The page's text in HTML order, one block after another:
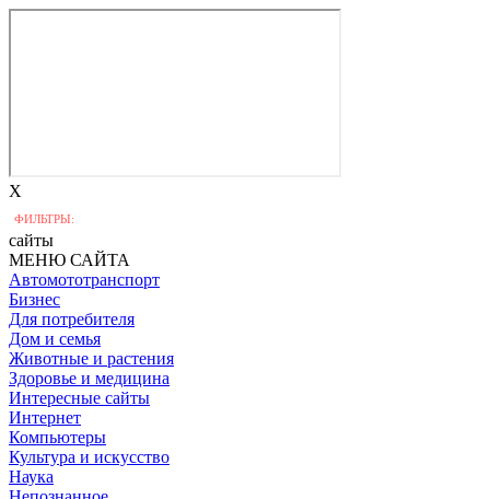
X
ФИЛЬТРЫ:
сайты
МЕНЮ САЙТА
Автомототранспорт
Бизнес
Для потребителя
Дом и семья
Животные и растения
Здоровье и медицина
Интересные сайты
Интернет
Компьютеры
Культура и искусство
Наука